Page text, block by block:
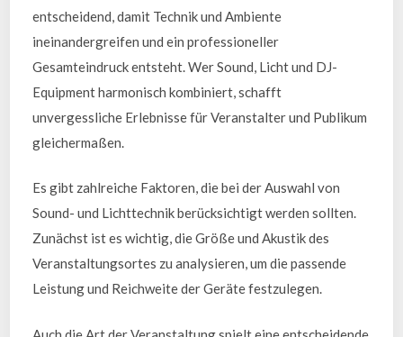
entscheidend, damit Technik und Ambiente
ineinandergreifen und ein professioneller
Gesamteindruck entsteht. Wer Sound, Licht und DJ-
Equipment harmonisch kombiniert, schafft
unvergessliche Erlebnisse für Veranstalter und Publikum
gleichermaßen.
Es gibt zahlreiche Faktoren, die bei der Auswahl von
Sound- und Lichttechnik berücksichtigt werden sollten.
Zunächst ist es wichtig, die Größe und Akustik des
Veranstaltungsortes zu analysieren, um die passende
Leistung und Reichweite der Geräte festzulegen.